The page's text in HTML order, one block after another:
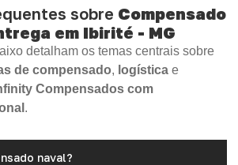
sobre Compensado
em Ibirité - MG
detalham os temas centrais sobre
de compensado, logística e
Compensados com
.
naval?